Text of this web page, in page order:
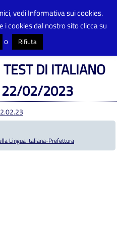
Articoli>Test per il livello A2 della
ESAMI TEST DI ITALIANO SEDE COMO
DI ITALIANO
22/02/2023
Lingua Italiana-Prefettura
vedi Informativa sui cookies.
i cookies dal nostro sito clicca su
o Rifiuta